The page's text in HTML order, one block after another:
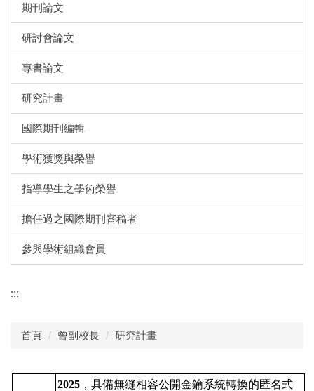
期刊論文
研討會論文
專書論文
研究計畫
國際期刊編輯
學術獲獎與榮譽
指導學生之學術榮譽
擔任過之國際期刊審稿者
參與學術組織會員
:::
首頁 曾副校長 研究計畫
2025 ， 具備無縫相容公開金鑰系統轉換的匿名式